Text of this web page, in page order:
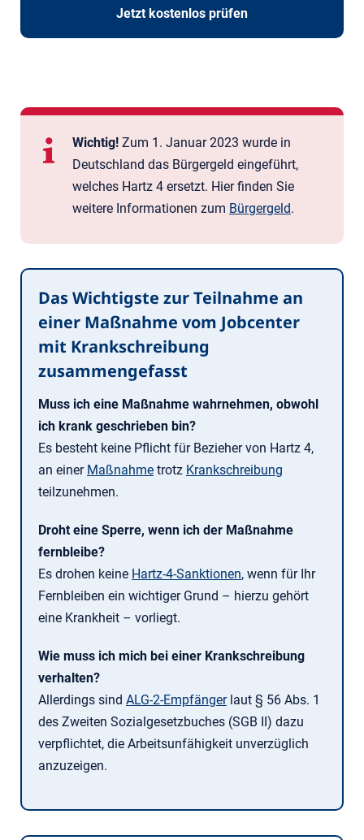
Jetzt kostenlos prüfen
Wichtig! Zum 1. Januar 2023 wurde in
Deutschland das Bürger­geld eingeführt,
welches Hartz 4 ersetzt. Hier finden Sie
weitere Informationen zum Bürgergeld.
Das Wichtigste zur Teilnahme an
einer Maßnahme vom Jobcenter
mit Krankschrei­bung
zusammengefasst
Muss ich eine Maßnahme wahrnehmen, obwohl
ich krank geschrieben bin?
Es besteht keine Pflicht für Bezieher von Hartz 4,
an einer Maßnahme trotz Krankschreibung
teilzunehmen.
Droht eine Sperre, wenn ich der Maßnahme
fernbleibe?
Es drohen keine Hartz-4-Sanktionen, wenn für Ihr
Fernbleiben ein wichtiger Grund – hierzu gehört
eine Krankheit – vorliegt.
Wie muss ich mich bei einer Krankschreibung
verhalten?
Allerdings sind ALG-2-Empfängerlaut § 56 Abs. 1
des Zweiten Sozialgesetzbuches (SGB II) dazu
verpflichtet, die Arbeitsunfähigkeit unverzüglich
anzuzeigen.